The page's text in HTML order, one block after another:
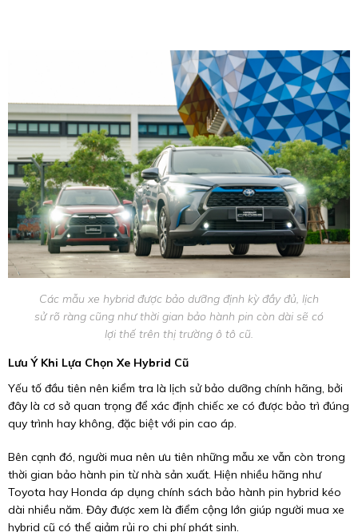
Các mẫu xe hybrid được bảo dưỡng định kỳ đầy đủ, lịch
sử rõ ràng cũng như thời gian bảo hành pin còn dài sẽ có
lợi thế trên thị trường ô tô cũ.
Lưu Ý Khi Lựa Chọn Xe Hybrid Cũ
Yếu tố đầu tiên nên kiểm tra là lịch sử bảo dưỡng chính hãng, bởi
đây là cơ sở quan trọng để xác định chiếc xe có được bảo trì đúng
quy trình hay không, đặc biệt với pin cao áp.
Bên cạnh đó, người mua nên ưu tiên những mẫu xe vẫn còn trong
thời gian bảo hành pin từ nhà sản xuất. Hiện nhiều hãng như
Toyota hay Honda áp dụng chính sách bảo hành pin hybrid kéo
dài nhiều năm. Đây được xem là điểm cộng lớn giúp người mua xe
hybrid cũ có thể giảm rủi ro chi phí phát sinh.